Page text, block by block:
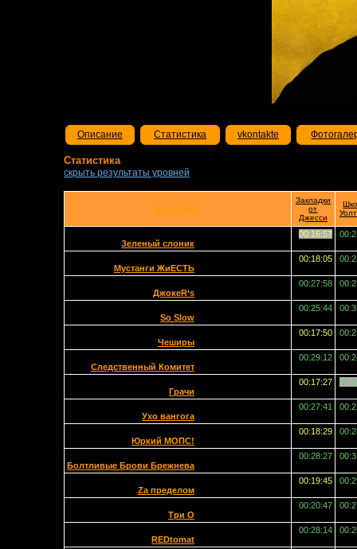
Описание Статистика vkontakte
Статистика
скрыть результаты уровней
КОМАНДЫ
Закладки
от
Джесси
Зеленый слоник
00:16:57
Мустанги ЖиЕСТЬ
00:18:05
ДжокеR‘s
00:27:58
So Slow
00:25:44
Чеширы
00:17:50
Следственный Комитет
00:29:12
Грачи
00:17:27
Ухо вангога
00:27:41
Юркий МОПС!
00:18:29
Болтливые Брови Брежнева
00:28:27
Zа пределом
00:19:45
Три О
00:20:47
REDtomat
00:28:14